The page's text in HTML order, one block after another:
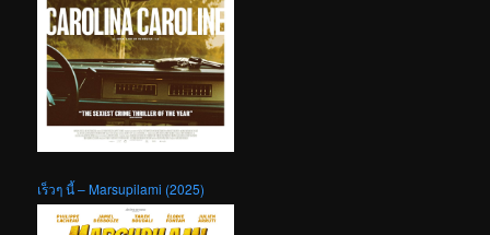
เร็วๆ นี้ – Marsupilami (2025)